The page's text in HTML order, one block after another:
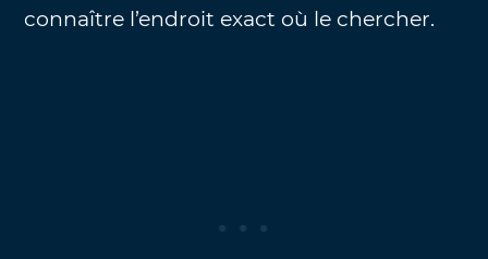
connaître l’endroit exact où le chercher.